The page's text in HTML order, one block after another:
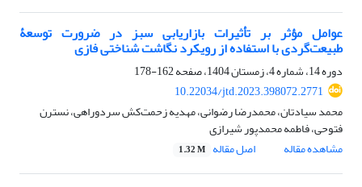
عوامل مؤثر بر تأثیرات بازاریابی سبز در ضرورت توسعۀ
طبیعت‌گردی با استفاده از رویکرد نگاشت شناختی فازی
دوره 14، شماره 4، زمستان 1404، صفحه
162-178
10.22034/jtd.2023.398072.2771
محمد سیادتان، محمدرضا رضوانی، مهدیه زحمت‌کش سردوراهی، نسترن
فتوحی، فاطمه محمدپور شیرازی
مشاهده مقاله
اصل مقاله 1.32 M